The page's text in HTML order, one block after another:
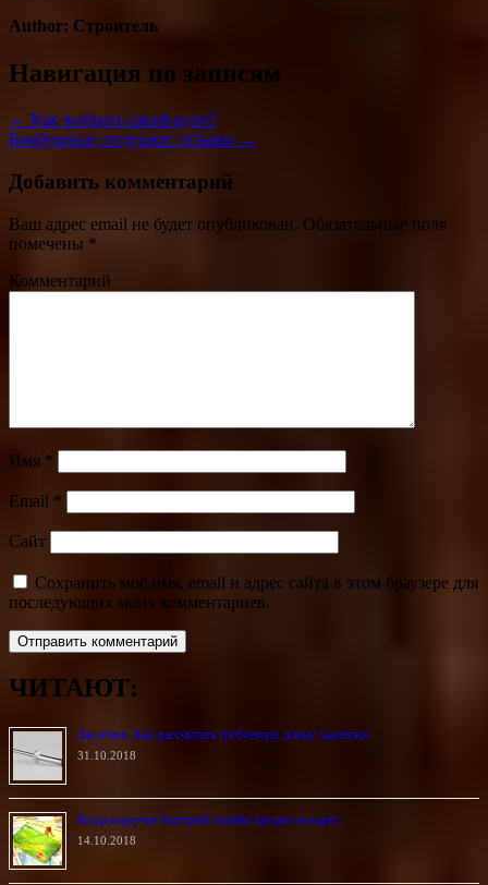
Author: Строитель
Навигация по записям
← Как выбрать шкаф-купе?
Бамбуковые подушки: отзывы →
Добавить комментарий
Ваш адрес email не будет опубликован. Обязательные поля
помечены *
Комментарий
Имя *
Email *
Сайт
Сохранить моё имя, email и адрес сайта в этом браузере для
последующих моих комментариев.
ЧИТАЮТ:
Заклёпки. Как рассчитать требуемую длину заклёпки
31.10.2018
Когда выручит быстрый онлайн кредит на карту
14.10.2018